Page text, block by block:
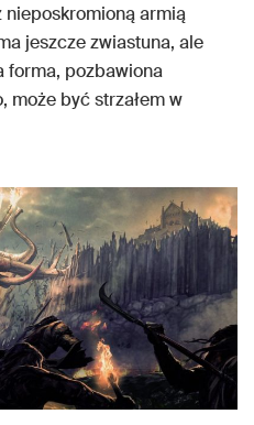
nieposkromioną armią
jeszcze zwiastuna, ale
forma, pozbawiona
może być strzałem w